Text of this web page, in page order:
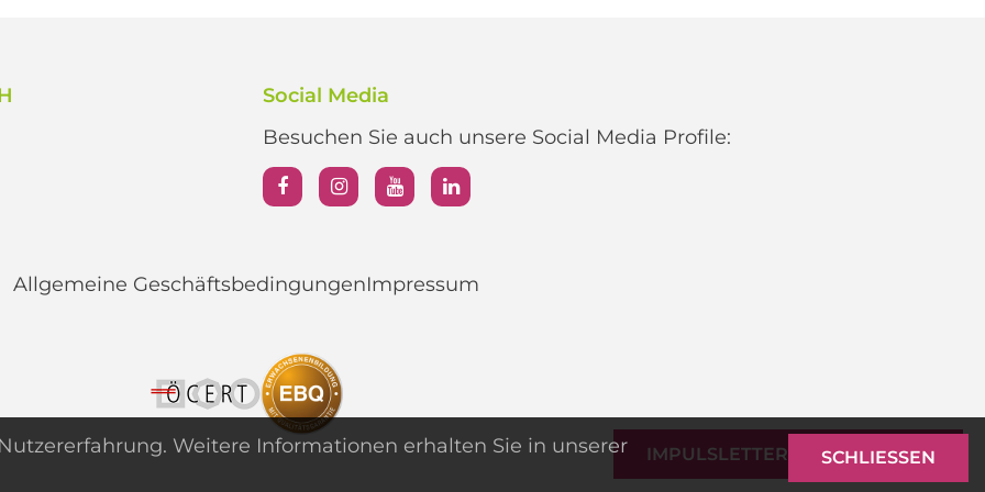
Social Media
Besuchen Sie auch unsere Social Media Profile:
Allgemeine GeschäftsbedingungenImpressum
IMPULSLETTER ANMELDEN
Weitere Informationen erhalten Sie in unserer SCHLIESSEN